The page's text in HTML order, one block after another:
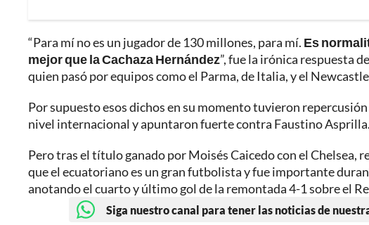
“Para mí no es un jugador de 130 millones, para mí. Es
mejor que la Cachaza Hernández”, fue la irónica respuesta
quien pasó por equipos como el Parma, de Italia, y el
Por supuesto esos dichos en su momento tuvieron
nivel internacional y apuntaron fuerte contra Faustino Asprilla.
Pero tras el título ganado por Moisés Caicedo con el Chelsea,
que el ecuatoriano es un gran futbolista y fue importante
anotando el cuarto y último gol de la remontada 4-1 sobre el
Siga nuestro canal para tener las noticias de